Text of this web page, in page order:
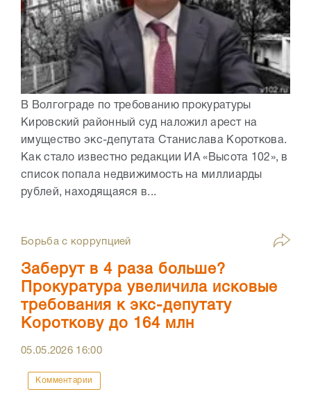
В Волгограде по требованию прокуратуры
Кировский районный суд наложил арест на
имущество экс-депутата Станислава Короткова.
Как стало известно редакции ИА «Высота 102», в
список попала недвижимость на миллиарды
рублей, находящаяся в...
Борьба с коррупцией
Заберут в 4 раза больше?
Прокуратура увеличила исковые
требования к экс-депутату
Короткову до 164 млн
05.05.2026 16:00
Комментарии